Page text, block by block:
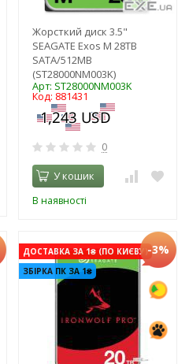
Жорсткий диск 3.5"
SEAGATE Exos M 28TB
SATA/512MB
(ST28000NM003K)
Арт: ST28000NM003K
Код: 881431
0
У кошик
В наявності
ДОСТАВКА ЗА 1₴ (ПО КИЄВУ)
ЗБІРКА ПК ЗА 1₴
-3%